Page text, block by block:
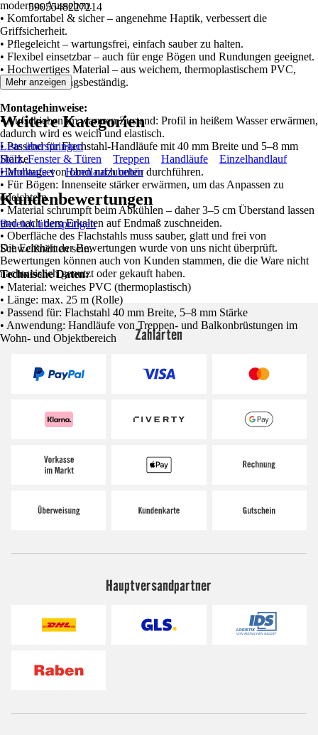
5905548227214
modernes Aussehen.
• Komfortabel & sicher – angenehme Haptik, verbessert die
Griffsicherheit.
• Pflegeleicht – wartungsfrei, einfach sauber zu halten.
• Flexibel einsetzbar – auch für enge Bögen und Rundungen geeignet.
• Hochwertiges Material – aus weichem, thermoplastischem PVC,
UV- und alterungsbeständig.
Montagehinweise:
• Aufschieben im warmen Zustand: Profil in heißem Wasser erwärmen,
dadurch wird es weich und elastisch.
• Passend für Flachstahl-Handläufe mit 40 mm Breite und 5–8 mm
Stärke.
• Montage von oben nach unten durchführen.
• Für Bögen: Innenseite stärker erwärmen, um das Anpassen zu
erleichtern.
• Material schrumpft beim Abkühlen – daher 3–5 cm Überstand lassen
und nach dem Erkalten auf Endmaß zuschneiden.
• Oberfläche des Flachstahls muss sauber, glatt und frei von
Schweißnähten sein.
Technische Daten:
• Material: weiches PVC (thermoplastisch)
• Länge: max. 25 m (Rolle)
• Passend für: Flachstahl 40 mm Breite, 5–8 mm Stärke
• Anwendung: Handläufe von Treppen- und Balkonbrüstungen im
Wohn- und Objektbereich
Mehr anzeigen
Weitere Kategorien
Liste überspringen
Holz, Fenster & Türen
Treppen Handläufe
Einzelhandlauf
Handlaufset
Handlaufzubehör
Kundenbewertungen
Bereich überspringen
Die Echtheit der Bewertungen wurde von uns nicht überprüft.
Bewertungen können auch von Kunden stammen, die die Ware nicht
nachweislich genutzt oder gekauft haben.
Zahlarten
Hauptversandpartner